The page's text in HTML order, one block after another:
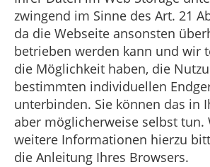
zwingend im Sinne des Art. 21
da die Webseite ansonsten
betrieben werden kann und wir
die Möglichkeit haben, die
bestimmten individuellen
unterbinden. Sie können das in
aber möglicherweise selbst tun.
weitere Informationen hierzu
die Anleitung Ihres Browsers.